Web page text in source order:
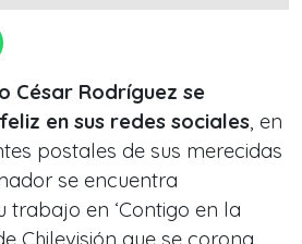
César Rodríguez se
en sus redes sociales, en
postales de sus merecidas
se encuentra
trabajo en ‘Contigo en la